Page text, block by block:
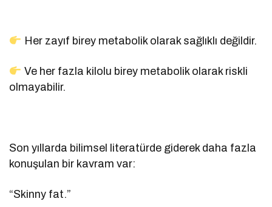
Her zayıf birey metabolik olarak sağlıklı değildir.
Ve her fazla kilolu birey metabolik olarak riskli
olmayabilir.
Son yıllarda bilimsel literatürde giderek daha fazla
konuşulan bir kavram var:
“Skinny fat.”